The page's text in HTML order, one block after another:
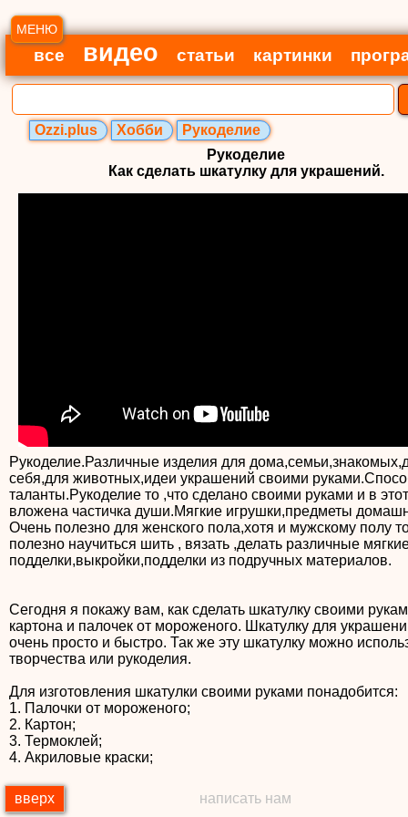
МЕНЮ
все видео статьи картинки
Ozzi.plus Хобби
Рукоделие
Рукоделие
Как сделать шкатулку для украшений.
Рукоделие.Различные изделия для
себя,для животных,идеи украшений своими
таланты.Рукоделие то ,что сделано своими руками и в
вложена частичка души.Мягкие игрушки,предметы
Очень полезно для женского пола,хотя и мужскому полу
полезно научиться шить , вязать ,делать различные
подделки,выкройки,подделки из подручных материалов.
Сегодня я покажу вам, как сделать шкатулку своими
картона и палочек от мороженого. Шкатулку для
очень просто и быстро. Так же эту шкатулку можно
творчества или рукоделия.
Для изготовления шкатулки своими руками понадобится:
1. Палочки от мороженого;
2. Картон;
3. Термоклей;
4. Акриловые краски;
написать нам
вверх